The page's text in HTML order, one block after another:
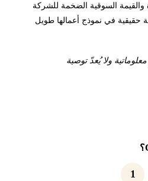
السوقية الضخمة للشركة
في نموذج أعمالها طويل
ولا يُعدّ توصية
1